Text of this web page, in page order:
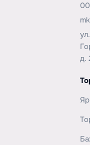
00
д.